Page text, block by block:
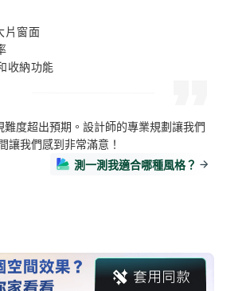
片窗面
收納功能
度超出預期。設計師的專業規劃讓我們
讓我們感到非常滿意！
測一測我適合哪種風格？